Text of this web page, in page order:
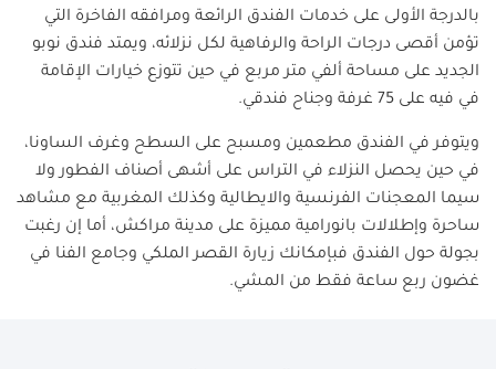
بالدرجة الأولى على خدمات الفندق الرائعة ومرافقه الفاخرة التي
تؤمن أقصى درجات الراحة والرفاهية لكل نزلائه، ويمتد فندق نوبو
الجديد على مساحة ألفي متر مربع في حين تتوزع خيارات الإقامة
في فيه على 75 غرفة وجناح فندقي.
ويتوفر في الفندق مطعمين ومسبح على السطح وغرف الساونا،
في حين يحصل النزلاء في التراس على أشهى أصناف الفطور ولا
سيما المعجنات الفرنسية والايطالية وكذلك المغربية مع مشاهد
ساحرة وإطلالات بانورامية مميزة على مدينة مراكش، أما إن رغبت
بجولة حول الفندق فبإمكانك زيارة القصر الملكي وجامع الفنا في
غضون ربع ساعة فقط من المشي.